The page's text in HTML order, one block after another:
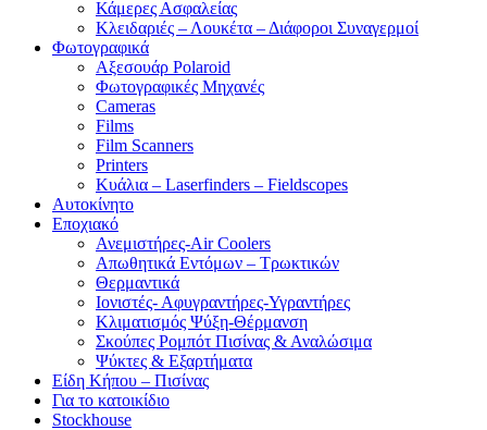
Κάμερες Ασφαλείας
Κλειδαριές – Λουκέτα – Διάφοροι Συναγερμοί
Φωτογραφικά
Αξεσουάρ Polaroid
Φωτογραφικές Μηχανές
Cameras
Films
Film Scanners
Printers
Κυάλια – Laserfinders – Fieldscopes
Αυτοκίνητο
Εποχιακό
Ανεμιστήρες-Air Coolers
Απωθητικά Εντόμων – Τρωκτικών
Θερμαντικά
Ιονιστές- Αφυγραντήρες-Υγραντήρες
Κλιματισμός Ψύξη-Θέρμανση
Σκούπες Ρομπότ Πισίνας & Αναλώσιμα
Ψύκτες & Εξαρτήματα
Είδη Κήπου – Πισίνας
Για το κατοικίδιο
Stockhouse